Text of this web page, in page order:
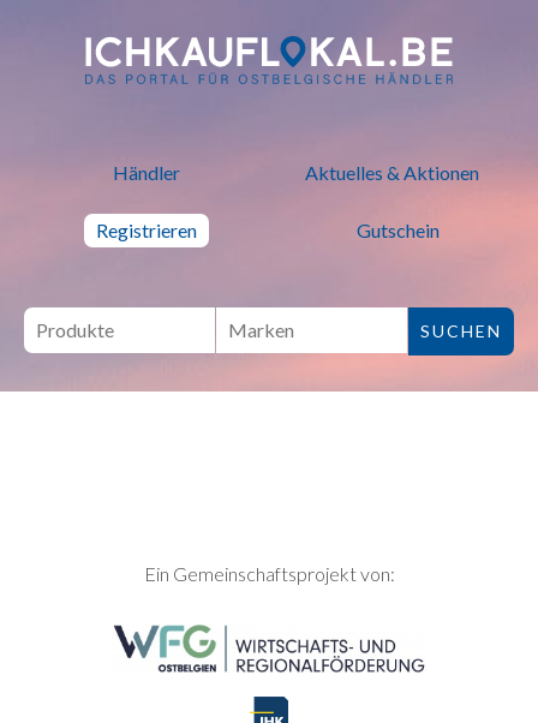
ich kauf lokal - Bei lokalen
Händler Aktuelles & Aktionen
Registrieren Gutschein
SEITENFUSSEin Gemeinschaftsprojekt von: